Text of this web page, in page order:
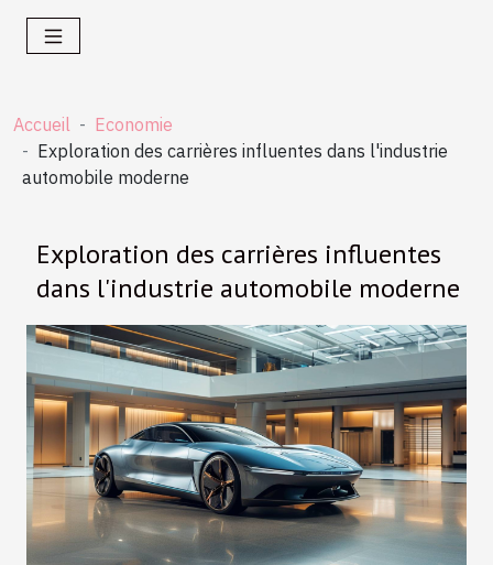
Accueil
Economie
Exploration des carrières influentes dans l'industrie
automobile moderne
Exploration des carrières influentes
dans l'industrie automobile moderne